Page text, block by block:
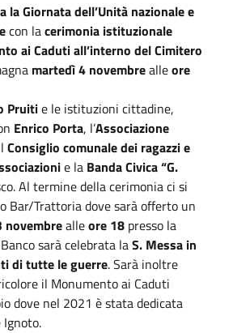
la Giornata dell’Unità nazionale e
con lacerimonia istituzionale
ai Caduti all’interno del Cimitero
martedì 4 novembrealleore
Pruitie le istituzioni cittadine,
Enrico Porta, l’Associazione
Consiglio comunale dei ragazzi e
e la Banda Civica “G.
Al termine della cerimonia ci si
Bar/Trattoria dove sarà offerto un
novembrealleore 18 presso la
sarà celebrata laS. Messa in
di tutte le guerre. Sarà inoltre
il Monumento ai Caduti
dove nel 2021 è stata dedicata